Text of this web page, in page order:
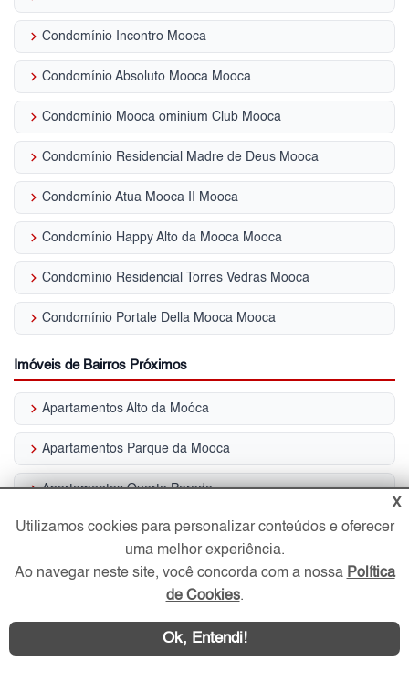
keyboard_arrow_right Condomínio Incontro Mooca
keyboard_arrow_right Condomínio Absoluto Mooca Mooca
keyboard_arrow_right Condomínio Mooca ominium Club Mooca
keyboard_arrow_right Condomínio Residencial Madre de Deus Mooca
keyboard_arrow_right Condomínio Atua Mooca II Mooca
keyboard_arrow_right Condomínio Happy Alto da Mooca Mooca
keyboard_arrow_right Condomínio Residencial Torres Vedras Mooca
keyboard_arrow_right Condomínio Portale Della Mooca Mooca
Imóveis de Bairros Próximos
keyboard_arrow_right Apartamentos Alto da Moóca
keyboard_arrow_right Apartamentos Parque da Mooca
keyboard_arrow_rightApartamentos Quarta Parada
keyboard_arrow_rightApartamentos Vila Bertioga
keyboard_arrow_rightApartamentos Vila Cláudia
X
Utilizamos cookies para personalizar conteúdos e oferecer
uma melhor experiência.
Ao navegar neste site, você concorda com a nossa Política
de Cookies.
Ok, Entendi!